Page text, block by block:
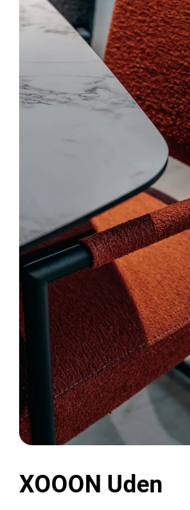
XOOON Uden